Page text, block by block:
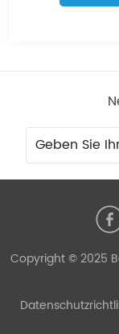
Copyright © 2025